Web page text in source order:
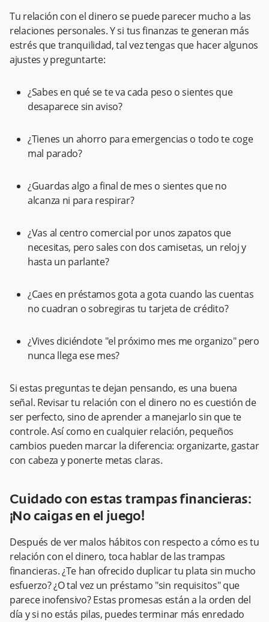
Tu relación con el dinero se puede parecer mucho a las
relaciones personales. Y si tus finanzas te generan más
estrés que tranquilidad, tal vez tengas que hacer algunos
ajustes y preguntarte:
¿Sabes en qué se te va cada peso o sientes que
desaparece sin aviso?
¿Tienes un ahorro para emergencias o todo te coge
mal parado?
¿Guardas algo a final de mes o sientes que no
alcanza ni para respirar?
¿Vas al centro comercial por unos zapatos que
necesitas, pero sales con dos camisetas, un reloj y
hasta un parlante?
¿Caes en préstamos gota a gota cuando las cuentas
no cuadran o sobregiras tu tarjeta de crédito?
¿Vives diciéndote "el próximo mes me organizo" pero
nunca llega ese mes?
Si estas preguntas te dejan pensando, es una buena
señal. Revisar tu relación con el dinero no es cuestión de
ser perfecto, sino de aprender a manejarlo sin que te
controle. Así como en cualquier relación, pequeños
cambios pueden marcar la diferencia: organizarte, gastar
con cabeza y ponerte metas claras.
Cuidado con estas trampas financieras:
¡No caigas en el juego!
Después de ver malos hábitos con respecto a cómo es tu
relación con el dinero, toca hablar de las trampas
financieras. ¿Te han ofrecido duplicar tu plata sin mucho
esfuerzo? ¿O tal vez un préstamo "sin requisitos" que
parece inofensivo? Estas promesas están a la orden del
día y si no estás pilas, puedes terminar más enredado